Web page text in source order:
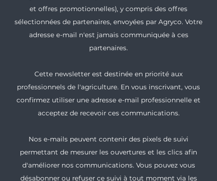
et offres promotionnelles), y compris des offres
sélectionnées de partenaires, envoyées par Agryco. Votre
adresse e-mail n'est jamais communiquée à ces
partenaires.
Cette newsletter est destinée en priorité aux
professionnels de l'agriculture. En vous inscrivant, vous
confirmez utiliser une adresse e-mail professionnelle et
acceptez de recevoir ces communications.
Nos e-mails peuvent contenir des pixels de suivi
permettant de mesurer les ouvertures et les clics afin
d'améliorer nos communications. Vous pouvez vous
désabonner ou refuser ce suivi à tout moment via les